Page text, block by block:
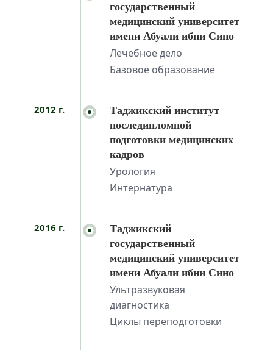
государственный
медицинский университет
имени Абуали ибни Сино
Лечебное дело
Базовое образование
2012 г.
Таджикский институт
последипломной
подготовки медицинских
кадров
Урология
Интернатура
2016 г.
Таджикский
государственный
медицинский университет
имени Абуали ибни Сино
Ультразвуковая
диагностика
Циклы переподготовки